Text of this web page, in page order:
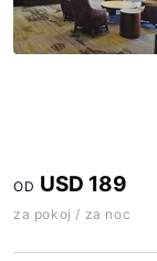
OD USD 189
za pokoj / za noc